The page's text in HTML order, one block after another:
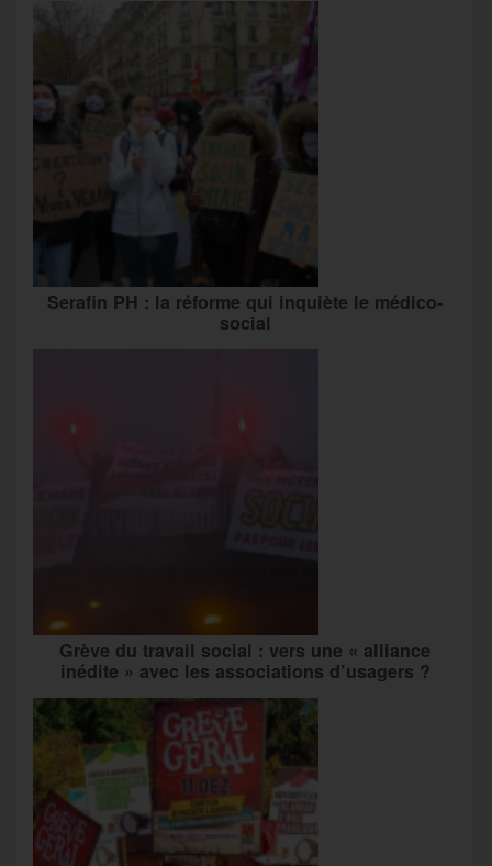
Serafin PH : la réforme qui inquiète le médico-
social
Grève du travail social : vers une « alliance
inédite » avec les associations d’usagers ?